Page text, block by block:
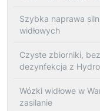
Szybka naprawa
widłowych
Czyste zbiorniki,
dezynfekcja z
Wózki widłowe w
zasilanie